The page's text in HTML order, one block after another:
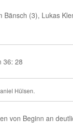
(3), Lukas
36: 28
Hülsen.
von Beginn an